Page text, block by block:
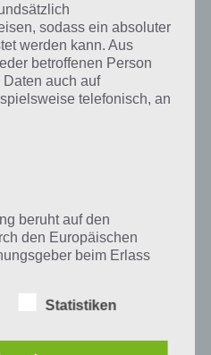
Teilen auf Facebook
sodass ein absoluter
werden kann. Aus
betroffenen Person
auch auf
telefonisch, an
beruht auf den
den Europäischen
beim Erlass
als auch für
Um dies zu
Statistiken